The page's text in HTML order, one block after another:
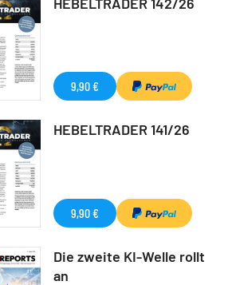
9,90 €
HEBELTRADER 141/26
9,90 €
Die zweite KI-Welle rollt
an